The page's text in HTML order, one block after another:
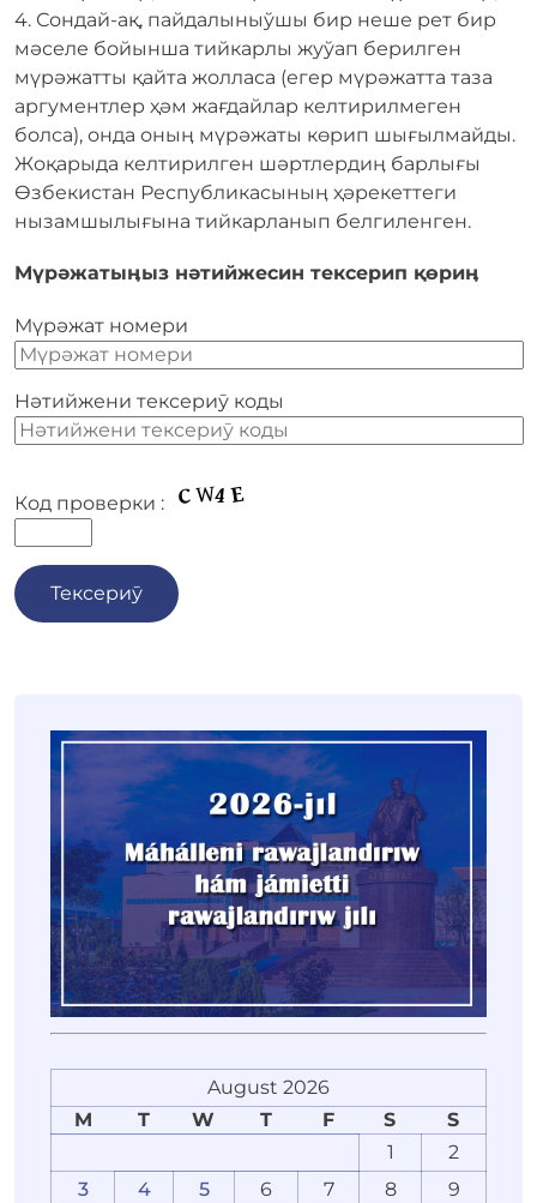
4. Сондай-ақ, пайдалыныўшы бир неше рет бир
мәселе бойынша тийкарлы жуўап берилген
мүрәжатты қайта жолласа (егер мүрәжатта таза
аргументлер ҳәм жағдайлар келтирилмеген
болса), онда оныӊ мүрәжаты көрип шығылмайды.
Жоқарыда келтирилген шәртлердиӊ барлығы
Өзбекистан Республикасыныӊ ҳәрекеттеги
нызамшылығына тийкарланып белгиленген.
Мүрәжатыӊыз нәтийжесин тексерип қөриӊ
Мүрәжат номери
Нәтийжени тексериӯ коды
Код проверки :
August 2026
M
T W T F S
S
1
2
3
4 5 6 7 8
9